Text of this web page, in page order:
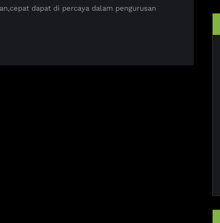
dapat di percaya dalam pengurusan